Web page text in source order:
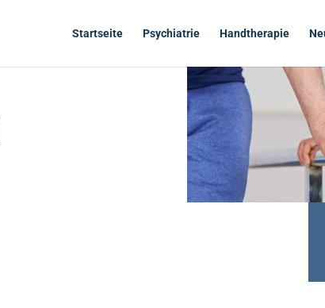
Startseite Psychiatrie Handtherapie